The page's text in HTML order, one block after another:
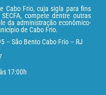
Cabo Frio, cuja sigla para fins
compete dentre outras
da administração econômico-
de Cabo Frio.
– São Bento Cabo Frio – RJ
17:00h